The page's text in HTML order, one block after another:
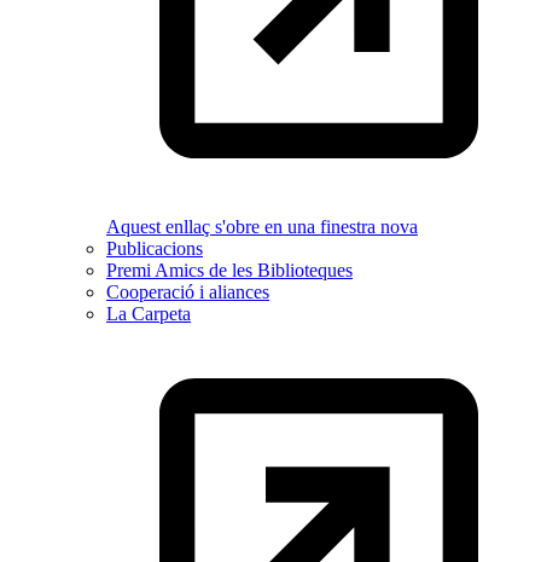
Aquest enllaç s'obre en una finestra nova
Publicacions
Premi Amics de les Biblioteques
Cooperació i aliances
La Carpeta